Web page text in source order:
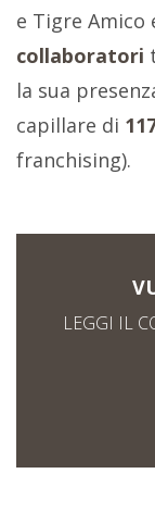
e Tigre Amico
collaboratori
la sua
capillare di
franchising).
LEGGI IL